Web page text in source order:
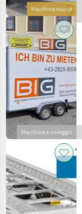
Macchina nuova
Macchina a noleggio